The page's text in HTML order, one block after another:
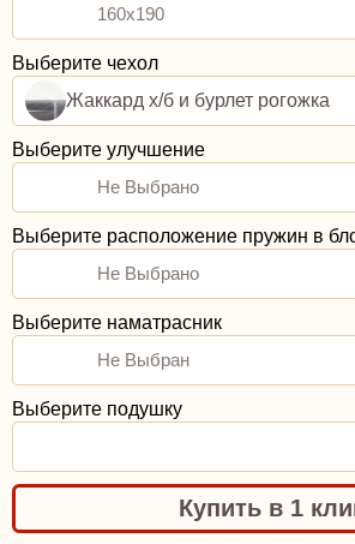
160x190
Выберите чехол
Жаккард х/б и бурлет рогожка
Выберите улучшение
Не Выбрано
Выберите расположение пружин в
Не Выбрано
Выберите наматрасник
Не Выбран
Выберите подушку
Купить в 1